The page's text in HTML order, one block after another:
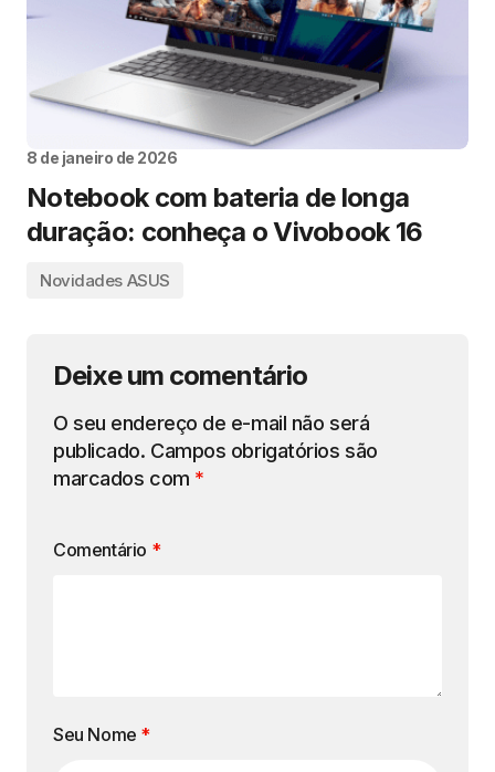
8 de janeiro de 2026
Notebook com bateria de longa
duração: conheça o Vivobook 16
Novidades ASUS
Deixe um comentário
O seu endereço de e-mail não será
publicado. Campos obrigatórios são
marcados com *
Comentário *
Seu Nome *